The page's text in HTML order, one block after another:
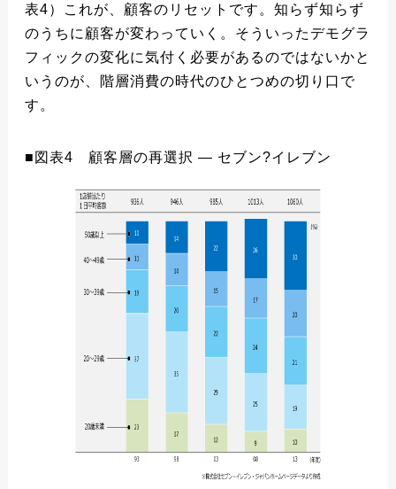
表4）これが、顧客のリセットです。知らず知らず
のうちに顧客が変わっていく。そういったデモグラ
フィックの変化に気付く必要があるのではないかと
いうのが、階層消費の時代のひとつめの切り口で
す。
■図表4 顧客層の再選択 ― セブン?イレブン